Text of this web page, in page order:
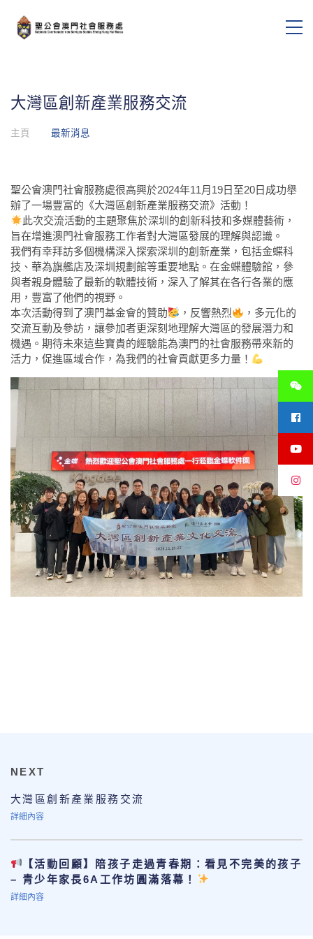
大灣區創新產業服務交流
主頁 最新消息
聖公會澳門社會服務處很高興於2024年11月19日至20日成功舉
辦了一場豐富的《大灣區創新產業服務交流》活動！
此次交流活動的主題聚焦於深圳的創新科技和多媒體藝術，
旨在增進澳門社會服務工作者對大灣區發展的理解與認識。
我們有幸拜訪多個機構深入探索深圳的創新產業，包括金蝶科
技、華為旗艦店及深圳規劃館等重要地點。在金蝶體驗館，參
與者親身體驗了最新的軟體技術，深入了解其在各行各業的應
用，豐富了他們的視野。
本次活動得到了澳門基金會的贊助
，反響熱烈
，多元化的
交流互動及參訪，讓參加者更深刻地理解大灣區的發展潛力和
機遇。期待未來這些寶貴的經驗能為澳門的社會服務帶來新的
活力，促進區域合作，為我們的社會貢獻更多力量！
NEXT
大灣區創新產業服務交流
詳細內容
【活動回顧】陪孩子走過青春期：看見不完美的孩子
– 青少年家長6A工作坊圓滿落幕！
詳細內容